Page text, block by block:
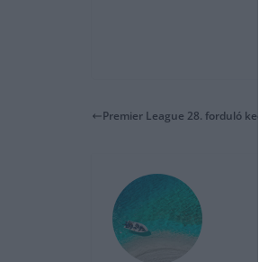
Premier League 28. forduló